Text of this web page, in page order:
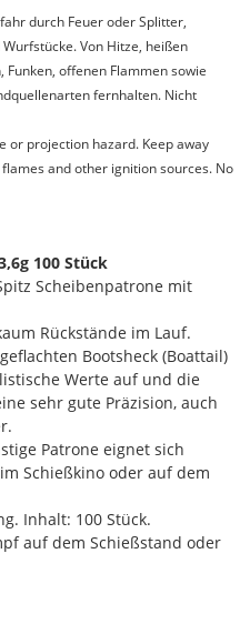
durch Feuer oder Splitter,
Von Hitze, heißen
Funken, offenen Flammen sowie
fernhalten. Nicht
or projection hazard. Keep away
and other ignition sources. No
100 Stück
Scheibenpatrone mit
Rückstände im Lauf.
Bootsheck (Boattail)
Werte auf und die
sehr gute Präzision, auch
Patrone eignet sich
Schießkino oder auf dem
Inhalt: 100 Stück.
auf dem Schießstand oder